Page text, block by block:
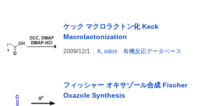
ケック マクロラクトン化 Keck
Macrolactonization
2009/12/1 K, odos 有機反応データベース
フィッシャー オキサゾール合成 Fischer
Oxazole Synthesis